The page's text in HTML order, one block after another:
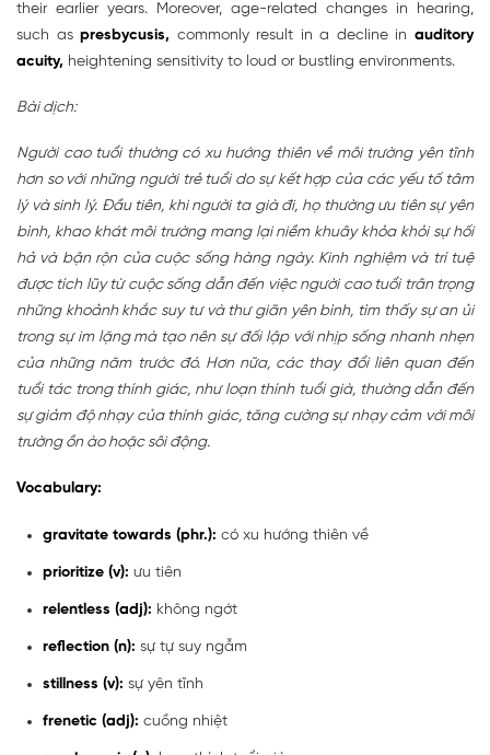
their earlier years. Moreover, age-related changes in hearing,
such aspresbycusis, commonly result in a decline in auditory
acuity, heightening sensitivity to loud or bustling environments.
Bài dịch:
Người cao tuổi thường có xu hướng thiên về môi trường yên tĩnh
hơn so với những người trẻ tuổi do sự kết hợp của các yếu tố tâm
lý và sinh lý. Đầu tiên, khi người ta già đi, họ thường ưu tiên sự yên
bình, khao khát môi trường mang lại niềm khuây khỏa khỏi sự hối
hả và bận rộn của cuộc sống hàng ngày. Kinh nghiệm và trí tuệ
được tích lũy từ cuộc sống dẫn đến việc người cao tuổi trân trọng
những khoảnh khắc suy tư và thư giãn yên bình, tìm thấy sự an ủi
trong sự im lặng mà tạo nên sự đối lập với nhịp sống nhanh nhẹn
của những năm trước đó. Hơn nữa, các thay đổi liên quan đến
tuổi tác trong thính giác, như loạn thính tuổi già, thường dẫn đến
sự giảm độ nhạy của thính giác, tăng cường sự nhạy cảm với môi
trường ồn ào hoặc sôi động.
Vocabulary:
gravitate towards (phr.): có xu hướng thiên về
prioritize (v): ưu tiên
relentless (adj): không ngớt
reflection (n): sự tự suy ngẫm
stillness (v): sự yên tĩnh
frenetic (adj): cuồng nhiệt